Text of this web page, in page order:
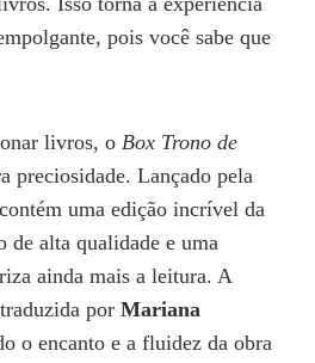
pois você sabe que
livros, o Box Trono de
preciosidade. Lançado pela
uma edição incrível da
de alta qualidade e uma
ainda mais a leitura. A
por Mariana
o encanto e a fluidez da obra